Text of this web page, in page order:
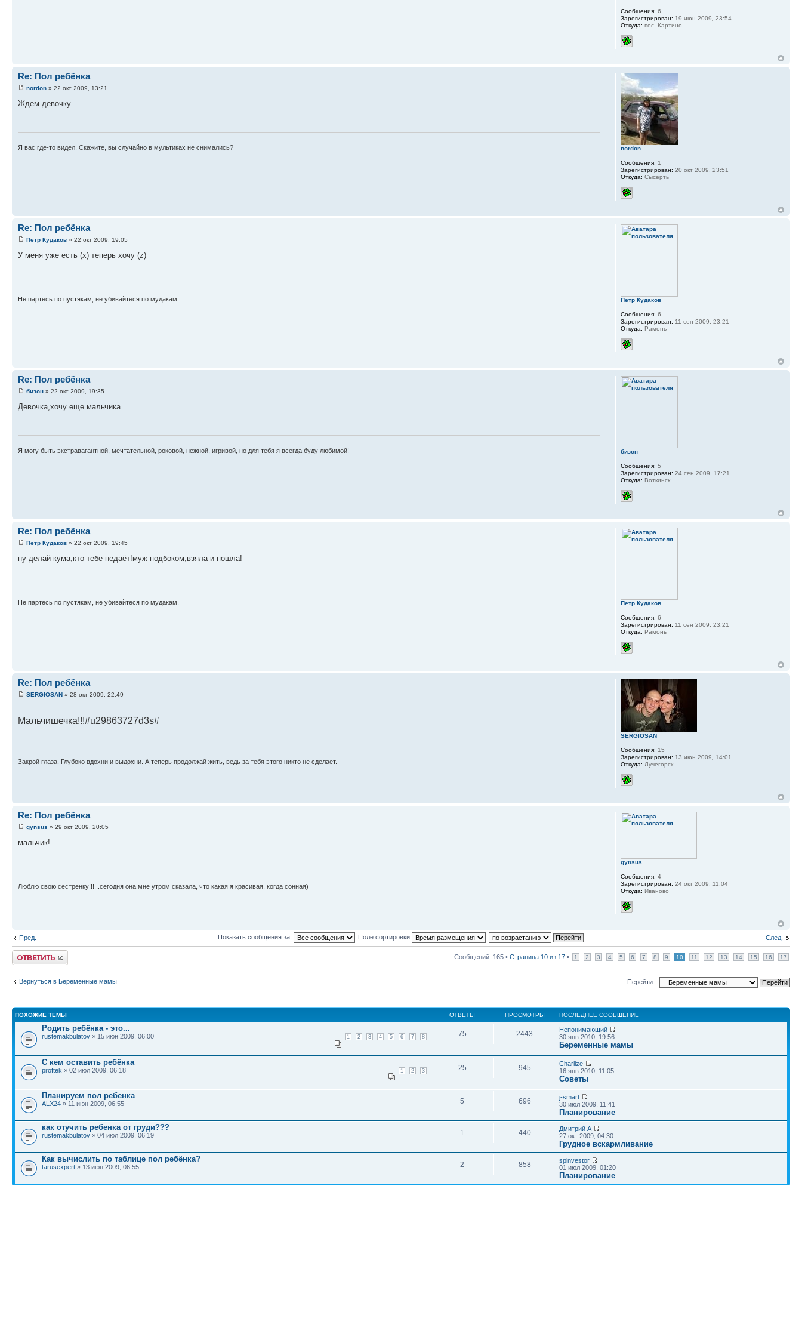
Сообщения: 6
Зарегистрирован: 19 июн 2009, 23:54
Откуда: пос. Картино
Re: Пол ребёнка
nordon » 22 окт 2009, 13:21
Ждем девочку
Я вас где-то видел. Скажите, вы случайно в мультиках не снимались? nordon
Сообщения: 1
Зарегистрирован: 20 окт 2009, 23:51
Откуда: Сысерть
Re: Пол ребёнка
Петр Кудаков » 22 окт 2009, 19:05
У меня уже есть (x) теперь хочу (z)
Не партесь по пустякам, не убивайтеся по мудакам. Петр Кудаков
Сообщения: 6
Зарегистрирован: 11 сен 2009, 23:21
Откуда: Рамонь
Re: Пол ребёнка
бизон » 22 окт 2009, 19:35
Девочка,хочу еще мальчика.
Я могу быть экстравагантной, мечтательной, роковой, нежной, игривой, но для тебя я всегда буду любимой! бизон
Сообщения: 5
Зарегистрирован: 24 сен 2009, 17:21
Откуда: Воткинск
Re: Пол ребёнка
Петр Кудаков » 22 окт 2009, 19:45
ну делай кума,кто тебе недаёт!муж подбоком,взяла и пошла!
Не партесь по пустякам, не убивайтеся по мудакам. Петр Кудаков
Сообщения: 6
Зарегистрирован: 11 сен 2009, 23:21
Откуда: Рамонь
Re: Пол ребёнка
SERGIOSAN » 28 окт 2009, 22:49
Мальчишечка!!!#u29863727d3s#
Закрой глаза. Глубоко вдохни и выдохни. А теперь продолжай жить, ведь за тебя этого никто не сделает.
SERGIOSAN
Сообщения: 15
Зарегистрирован: 13 июн 2009, 14:01
Откуда: Лучегорск
Re: Пол ребёнка
gynsus » 29 окт 2009, 20:05
мальчик!
Люблю свою сестренку!!!...сегодня она мне утром сказала, что какая я красивая, когда сонная)
gynsus
Сообщения: 4
Зарегистрирован: 24 окт 2009, 11:04
Откуда: Иваново
Пред. След.
Показать сообщения за: Поле сортировки
Ответить Сообщений: 165 • Страница 10 из 17 • 1 2 3 4 5 6 7 8 9 10 11 12 13 14 15 16 17
Вернуться в Беременные мамы Перейти:
ПОХОЖИЕ ТЕМЫ ОТВЕТЫ ПРОСМОТРЫ ПОСЛЕДНЕЕ СООБЩЕНИЕ
Родить ребёнка - это...
1 2 3 4 5 6 7 8
rustemakbulatov » 15 июн 2009, 06:00 75 2443
Непонимающий
30 янв 2010, 19:56
Беременные мамы
С кем оставить ребёнка
1 2 3
proftek » 02 июл 2009, 06:18 25 945
Charlize
16 янв 2010, 11:05
Советы
Планируем пол ребенка
ALX24 » 11 июн 2009, 06:55 5 696
j-smart
30 июл 2009, 11:41
Планирование
как отучить ребенка от груди???
rustemakbulatov » 04 июл 2009, 06:19 1 440
Дмитрий А
27 окт 2009, 04:30
Грудное вскармливание
Как вычислить по таблице пол ребёнка?
tarusexpert » 13 июн 2009, 06:55 2 858
spinvestor
01 июл 2009, 01:20
Планирование